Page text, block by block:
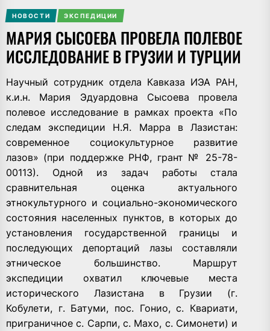
НОВОСТИ ЭКСПЕДИЦИИ
МАРИЯ СЫСОЕВА ПРОВЕЛА ПОЛЕВОЕ
ИССЛЕДОВАНИЕ В ГРУЗИИ И ТУРЦИИ
Научный сотрудник отдела Кавказа ИЭА РАН,
к.и.н. Мария Эдуардовна Сысоева провела
полевое исследование в рамках проекта «По
следам экспедиции Н.Я. Марра в Лазистан:
современное социокультурное развитие
лазов» (при поддержке РНФ, грант № 25-78-
00113). Одной из задач работы стала
сравнительная оценка актуального
этнокультурного и социально-экономического
состояния населенных пунктов, в которых до
установления государственной границы и
последующих депортаций лазы составляли
этническое большинство. Маршрут
экспедиции охватил ключевые места
исторического Лазистана в Грузии (г.
Кобулети, г. Батуми, пос. Гонио, с. Квариати,
приграничное с. Сарпи, с. Махо, с. Симонети) и